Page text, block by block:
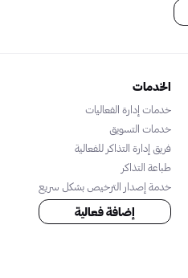
الخدمات
خدمات إدارة الفعاليات
خدمات التسويق
فريق إدارة التذاكر للفعالية
طباعة التذاكر
خدمة إصدار الترخيص بشكل سريع
إضافة فعالية